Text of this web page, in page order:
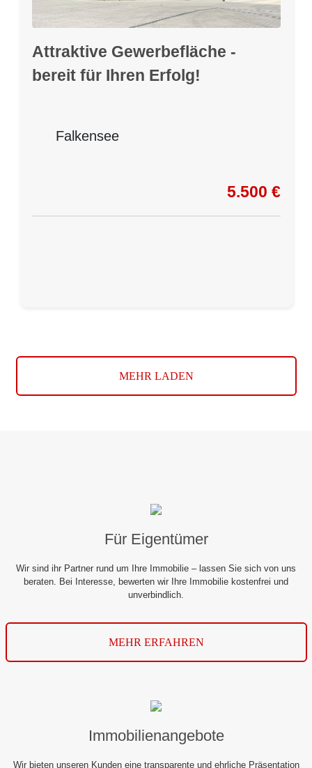
Attraktive Gewerbefläche -
bereit für Ihren Erfolg!
Falkensee
5.500 €
MEHR LADEN
Für Eigentümer
Wir sind ihr Partner rund um Ihre Immobilie – lassen Sie sich von uns
beraten. Bei Interesse, bewerten wir Ihre Immobilie kostenfrei und
unverbindlich.
MEHR ERFAHREN
Immobilienangebote
Wir bieten unseren Kunden eine transparente und ehrliche Präsentation